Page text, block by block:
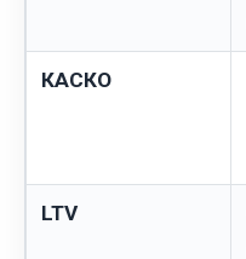
КАСКО
LTV